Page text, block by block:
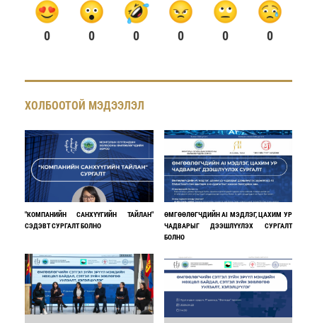
0 0 0 0 0 0
ХОЛБООТОЙ МЭДЭЭЛЭЛ
"КОМПАНИЙН САНХҮҮГИЙН ТАЙЛАН"
СЭДЭВТ СУРГАЛТ БОЛНО
ӨМГӨӨЛӨГЧДИЙН AI МЭДЛЭГ, ЦАХИМ УР
ЧАДВАРЫГ ДЭЭШЛҮҮЛЭХ СУРГАЛТ
БОЛНО